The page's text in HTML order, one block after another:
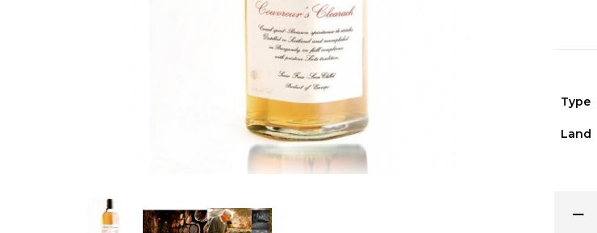
Type
Land